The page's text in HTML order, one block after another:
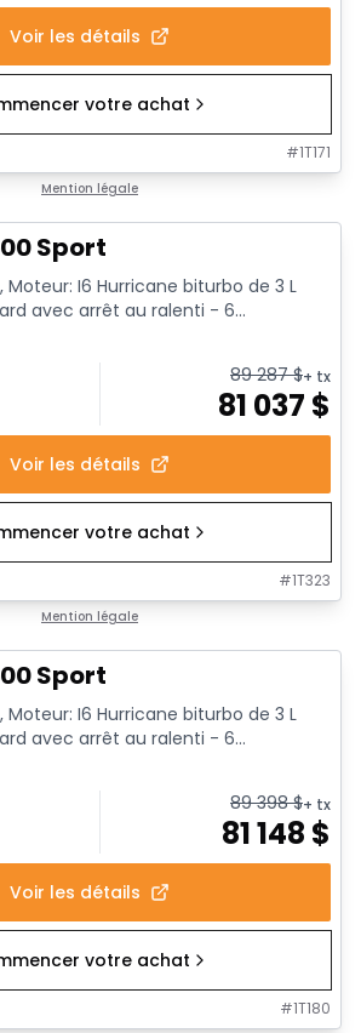
Voir les détails
votre achat
#1T171
Mention légale
Sport
I6 Hurricane biturbo de 3 L
avec arrêt au ralenti - 6...
89 287$+ tx
81 037 $
Voir les détails
votre achat
#1T323
Mention légale
Sport
I6 Hurricane biturbo de 3 L
avec arrêt au ralenti - 6...
89 398$+ tx
81 148 $
Voir les détails
votre achat
#1T180